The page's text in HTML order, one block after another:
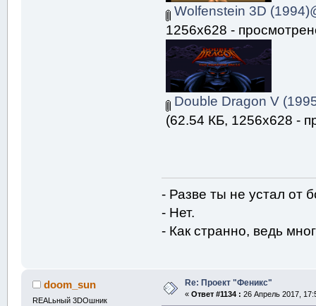
Wolfenstein 3D
1256x628 -
Double Dragon V
(62.54 КБ, 1256x628 -
- Разве ты не устал от
- Нет.
- Как странно, ведь
doom_sun
REALьный 3DOшник
Re: Проект "Феникс"
« Ответ #1134 : 26 Апрель 2017,